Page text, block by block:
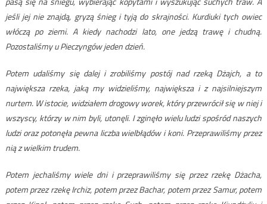
jeśli jej nie znajdą, gryzą śnieg i tyją do skrajności. Kurdiuki tych owiec
włóczą po ziemi. A kiedy nachodzi lato, one jedzą trawę i chudną.
Pozostaliśmy u Pieczyngów jeden dzień.
Potem udaliśmy się dalej i zrobiliśmy postój nad rzeką Dżajch, a to
największa rzeka, jaką my widzieliśmy, największa i z najsilniejszym
nurtem. W istocie, widziałem drogowy worek, który przewrócił się w niej i
wszyscy, którzy w nim byli, utonęli. I zginęło wielu ludzi spośród naszych
ludzi oraz potonęła pewna liczba wielbłądów i koni. Przeprawiliśmy przez
nią z wielkim trudem.
Potem jechaliśmy wiele dni i przeprawiliśmy się przez rzekę Dżacha,
potem przez rzekę Irchiz, potem przez Bachar, potem przez Samur, potem